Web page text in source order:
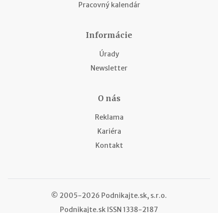
Pracovný kalendár
Informácie
Úrady
Newsletter
O nás
Reklama
Kariéra
Kontakt
© 2005-2026 Podnikajte.sk, s.r.o.
Podnikajte.sk ISSN 1338-2187